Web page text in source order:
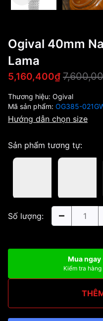
Ogival 40mm
Lama
5,160,400₫
Thương hiệu: Ogival
Mã sản phẩm: OG385-
Hướng dẫn chọn size
Sản phẩm tương tự:
Số lượng:
Mua
Kiểm tra